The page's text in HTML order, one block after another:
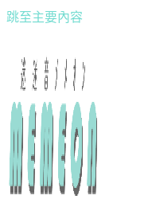
跳至主要內容